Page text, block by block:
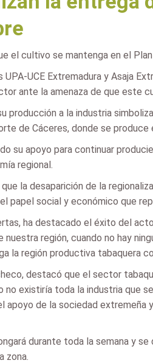
el cultivo se mantenga en el
UCE Extremadura y Asaja
ante la amenaza de que este
a la industria
de Cáceres, donde se produce
su apoyo para continuar
regional.
la desaparición de la
papel social y económico que
ha destacado el éxito del
región, cuando no hay
la región productiva tabaquera
destacó que el sector
existiría toda la industria que
de la sociedad
durante toda la semana y
zona.